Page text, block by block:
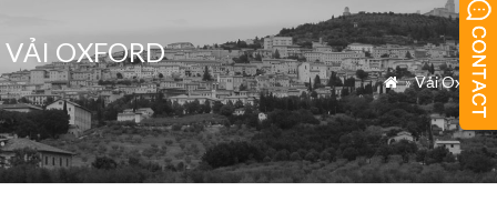
VẢI OXFORD
 »Vải Oxford